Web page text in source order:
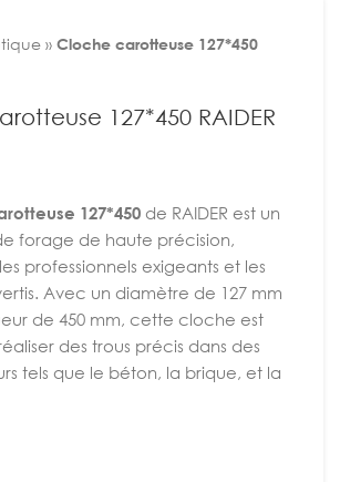
» Cloche carotteuse 127*450
127*450 RAIDER
127*450 de RAIDER est un
forage de haute précision,
professionnels exigeants et les
Avec un diamètre de 127 mm
de 450 mm, cette cloche est
des trous précis dans des
tels que le béton, la brique, et la